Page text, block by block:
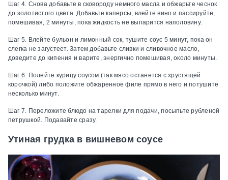
Шаг 4. Снова добавьте в сковороду немного масла и обжарьте чеснок
до золотистого цвета. Добавьте каперсы, влейте вино и пассируйте,
помешивая, 2 минуты, пока жидкость не выпарится наполовину.
Шаг 5. Влейте бульон и лимонный сок, тушите соус 5 минут, пока он
слегка не загустеет. Затем добавьте сливки и сливочное масло,
доведите до кипения и варите, энергично помешивая, около минуты.
Шаг 6. Полейте курицу соусом (так мясо останется с хрустящей
корочкой) либо положите обжаренное филе прямо в него и потушите
несколько минут.
Шаг 7. Переложите блюдо на тарелки для подачи, посыпьте рубленой
петрушкой. Подавайте сразу.
Утиная грудка в вишневом соусе